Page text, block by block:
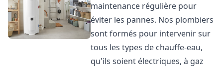
maintenance régulière pour
éviter les pannes. Nos plombiers
sont formés pour intervenir sur
tous les types de chauffe-eau,
qu'ils soient électriques, à gaz